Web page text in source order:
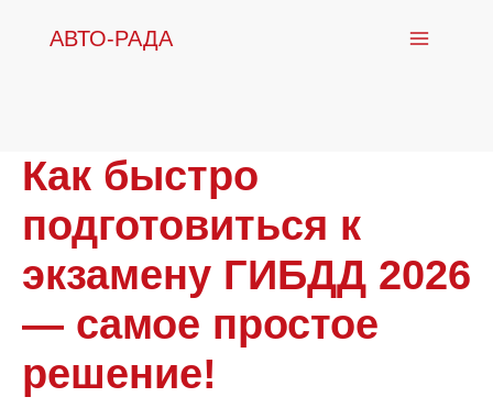
АВТО-РАДА
Как быстро
подготовиться к
экзамену ГИБДД 2026
— самое простое
решение!